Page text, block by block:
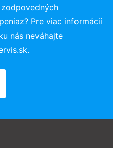
Pre viac informácií
nás neváhajte